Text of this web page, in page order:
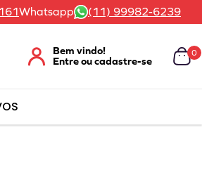
Whatsapp (11) 99982-6239
0